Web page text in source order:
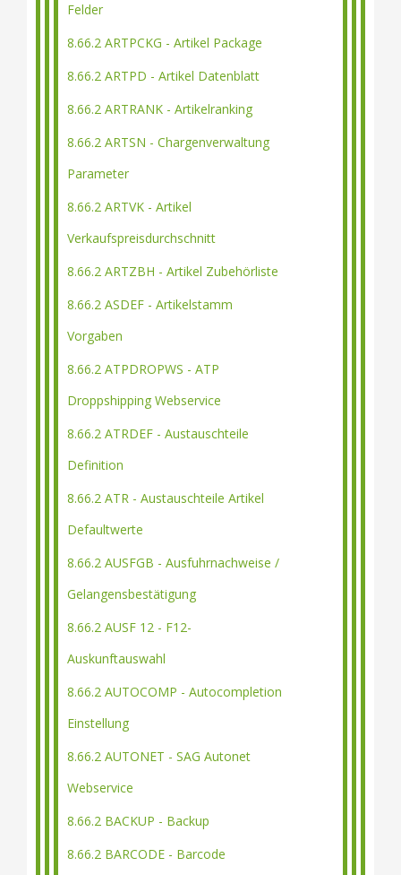
Felder
8.66.2 ARTPCKG - Artikel Package
8.66.2 ARTPD - Artikel Datenblatt
8.66.2 ARTRANK - Artikelranking
8.66.2 ARTSN - Chargenverwaltung
Parameter
8.66.2 ARTVK - Artikel
Verkaufspreisdurchschnitt
8.66.2 ARTZBH - Artikel Zubehörliste
8.66.2 ASDEF - Artikelstamm
Vorgaben
8.66.2 ATPDROPWS - ATP
Droppshipping Webservice
8.66.2 ATRDEF - Austauschteile
Definition
8.66.2 ATR - Austauschteile Artikel
Defaultwerte
8.66.2 AUSFGB - Ausfuhrnachweise /
Gelangensbestätigung
8.66.2 AUSF 12 - F12-
Auskunftauswahl
8.66.2 AUTOCOMP - Autocompletion
Einstellung
8.66.2 AUTONET - SAG Autonet
Webservice
8.66.2 BACKUP - Backup
8.66.2 BARCODE - Barcode